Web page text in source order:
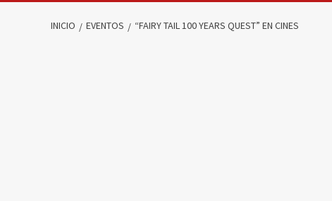
INICIO EVENTOS “FAIRY TAIL 100 YEARS QUEST” EN CINES